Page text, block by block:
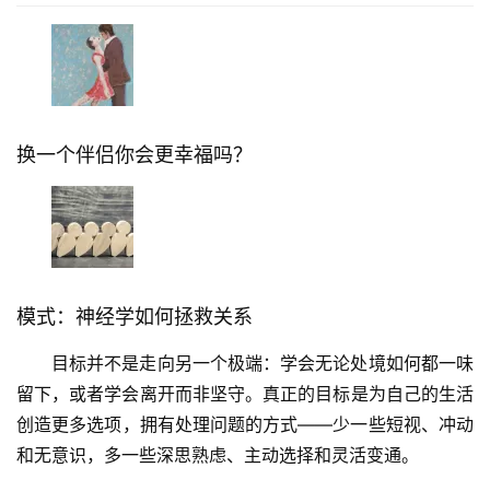
换一个伴侣你会更幸福吗？
模式：神经学如何拯救关系
目标并不是走向另一个极端：学会无论处境如何都一味
留下，或者学会离开而非坚守。真正的目标是为自己的生活
创造更多选项，拥有处理问题的方式——少一些短视、冲动
和无意识，多一些深思熟虑、主动选择和灵活变通。